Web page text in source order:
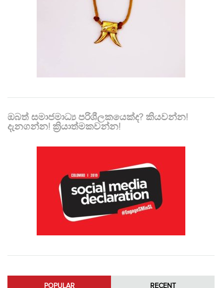
ඔබත් සමාජමාධ්‍ය පරිශීලකයෙක්ද? කියවන්න!
දැනගන්න! ක්‍රියාත්මකවන්න!
POPULAR RECENT